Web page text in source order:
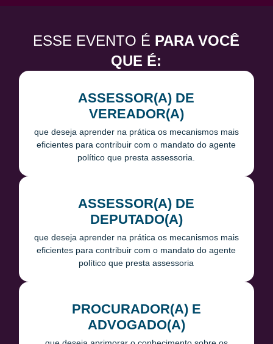
ESSE EVENTO É PARA VOCÊ
QUE É:
ASSESSOR(A) DE
VEREADOR(A)
que deseja aprender na prática os mecanismos mais
eficientes para contribuir com o mandato do agente
político que presta assessoria.
ASSESSOR(A) DE
DEPUTADO(A)
que deseja aprender na prática os mecanismos mais
eficientes para contribuir com o mandato do agente
político que presta assessoria
PROCURADOR(A) E
ADVOGADO(A)